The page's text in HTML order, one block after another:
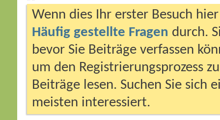
Wenn dies Ihr erster Besuch
Häufig gestellte Fragen durch.
bevor Sie Beiträge verfassen
um den Registrierungsprozess
Beiträge lesen. Suchen Sie sich
meisten interessiert.